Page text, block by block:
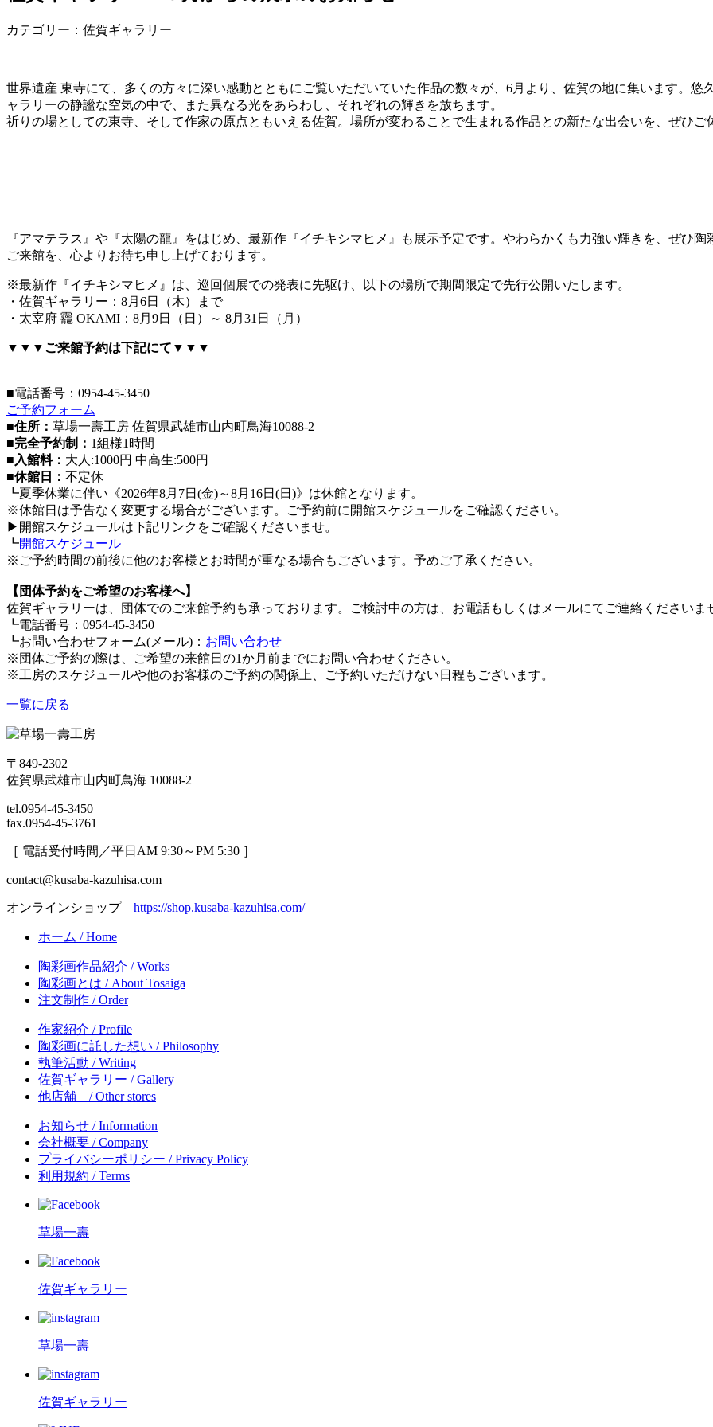
カテゴリー：佐賀ギャラリー
世界遺産 東寺にて、多くの方々に深い感動とともにご覧いただいていた作品の数々が、6月より、佐賀の地に集います。
ャラリーの静謐な空気の中で、また異なる光をあらわし、それぞれの輝きを放ちます。
祈りの場としての東寺、そして作家の原点ともいえる佐賀。場所が変わることで生まれる作品との新たな出会いを、ぜひご
『アマテラス』や『太陽の龍』をはじめ、最新作『イチキシマヒメ』も展示予定です。やわらかくも力強い輝きを、ぜひ
ご来館を、心よりお待ち申し上げております。
※最新作『イチキシマヒメ』は、巡回個展での発表に先駆け、以下の場所で期間限定で先行公開いたします。
・佐賀ギャラリー：8月6日（木）まで
・太宰府 龗 OKAMI：8月9日（日）～ 8月31日（月）
▼▼▼ご来館予約は下記にて▼▼▼
■電話番号：0954-45-3450
ご予約フォーム
■住所： 草場一壽工房 佐賀県武雄市山内町鳥海10088-2
■完全予約制： 1組様1時間
■入館料： 大人:1000円 中高生:500円
■休館日： 不定休
┗夏季休業に伴い《2026年8月7日(金)～8月16日(日)》は休館となります。
※休館日は予告なく変更する場合がございます。ご予約前に開館スケジュールをご確認ください。
▶開館スケジュールは下記リンクをご確認くださいませ。
┗開館スケジュール
※ご予約時間の前後に他のお客様とお時間が重なる場合もございます。予めご了承ください。
【団体予約をご希望のお客様へ】
佐賀ギャラリーは、団体でのご来館予約も承っております。ご検討中の方は、お電話もしくはメールにてご連絡くださいま
┗電話番号：0954-45-3450
┗お問い合わせフォーム(メール)： お問い合わせ
※団体ご予約の際は、ご希望の来館日の1か月前までにお問い合わせください。
※工房のスケジュールや他のお客様のご予約の関係上、ご予約いただけない日程もございます。
一覧に戻る
〒849-2302
佐賀県武雄市山内町鳥海 10088-2
tel.0954-45-3450
fax.0954-45-3761
［ 電話受付時間／平日AM 9:30～PM 5:30 ］
contact@kusaba-kazuhisa.com
オンラインショップ https://shop.kusaba-kazuhisa.com/
ホーム / Home
陶彩画作品紹介 / Works
陶彩画とは / About Tosaiga
注文制作 / Order
作家紹介 / Profile
陶彩画に託した想い / Philosophy
執筆活動 / Writing
佐賀ギャラリー / Gallery
他店舗 / Other stores
お知らせ / Information
会社概要 / Company
プライバシーポリシー / Privacy Policy
利用規約 / Terms
草場一壽
佐賀ギャラリー
草場一壽
佐賀ギャラリー